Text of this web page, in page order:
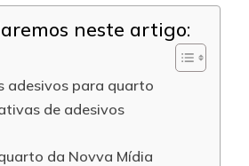
neste artigo:
adesivos para quarto
de adesivos
da Novva Mídia